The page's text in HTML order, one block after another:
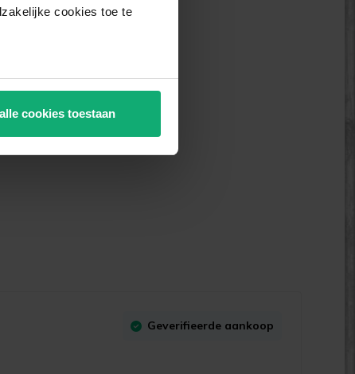
cookies toe te
cookies toestaan
Geverifieerde aankoop